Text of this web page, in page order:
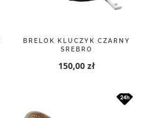
BRELOK KLUCZYK CZARNY
SREBRO
150,00 zł